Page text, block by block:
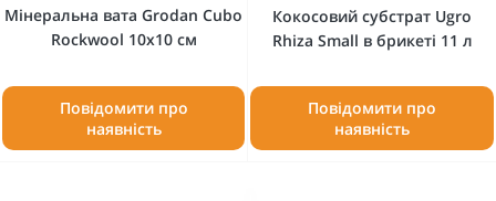
Мінеральна вата Grodan Cubo
Rockwool 10x10 см
Повідомити про
наявність
Кокосовий субстрат Ugro
Rhiza Small в брикеті 11 л
Повідомити про
наявність